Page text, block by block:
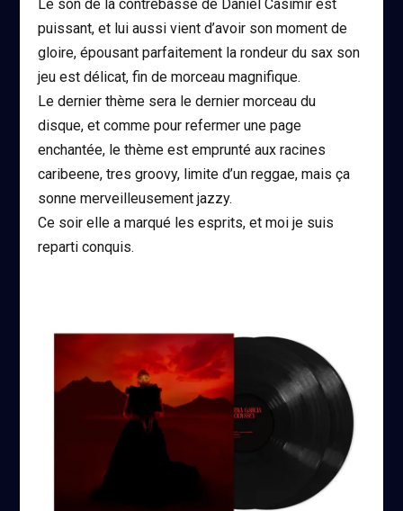
Le son de la contrebasse de Daniel Casimir est
puissant, et lui aussi vient d’avoir son moment de
gloire, épousant parfaitement la rondeur du sax son
jeu est délicat, fin de morceau magnifique.
Le dernier thème sera le dernier morceau du
disque, et comme pour refermer une page
enchantée, le thème est emprunté aux racines
caribeene, tres groovy, limite d’un reggae, mais ça
sonne merveilleusement jazzy.
Ce soir elle a marqué les esprits, et moi je suis
reparti conquis.